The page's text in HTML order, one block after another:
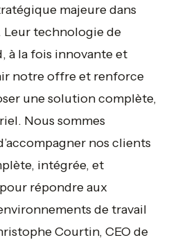
majeure dans
technologie de
à la fois innovante et
notre offre et renforce
une solution complète,
Nous sommes
nos clients
intégrée, et
répondre aux
de travail
Courtin, CEO de